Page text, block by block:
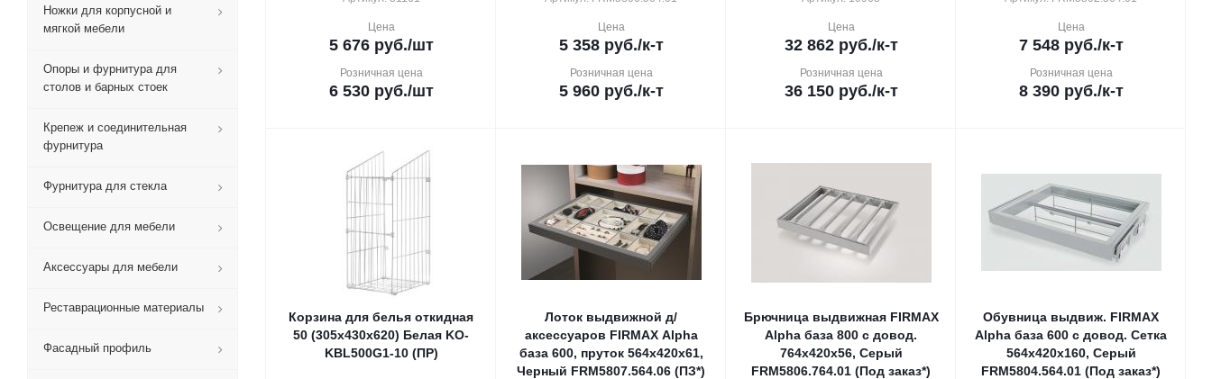
Цена
5 676руб./шт
Розничная цена
6 530руб./шт
Цена
5 358руб./к-т
Розничная цена
5 960руб./к-т
Цена
32 862руб./к-т
Розничная цена
36 150руб./к-т
Цена
7 548руб./к-т
Розничная цена
8 390руб./к-т
Корзина для белья откидная
50 (305х430х620) Белая KO-
KBL500G1-10 (ПР)
Лоток выдвижной д/
аксессуаров FIRMAX Alpha
база 600, пруток 564х420х61,
Черный FRM5807.564.06 (ПЗ*)
Брючница выдвижная FIRMAX
Alpha база 800 с довод.
764х420х56, Серый
FRM5806.764.01 (Под заказ*)
Обувница выдвиж. FIRMAX
Alpha база 600 с довод. Сетка
564х420х160, Серый
FRM5804.564.01 (Под заказ*)
Ножки для корпусной и
мягкой мебели
Опоры и фурнитура для
столов и барных стоек
Крепеж и соединительная
фурнитура
Фурнитура для стекла
Освещение для мебели
Аксессуары для мебели
Реставрационные материалы
Фасадный профиль